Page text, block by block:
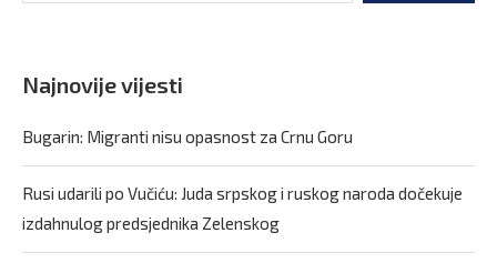
Najnovije vijesti
Bugarin: Migranti nisu opasnost za Crnu Goru
Rusi udarili po Vučiću: Juda srpskog i ruskog naroda dočekuje
izdahnulog predsjednika Zelenskog